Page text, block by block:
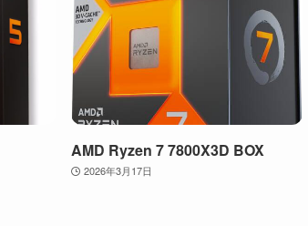
AMD Ryzen 7 7800X3D BOX
2026年3月17日